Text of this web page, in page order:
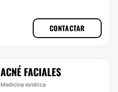
CONTACTAR
ACNÉ FACIALES
Medicina estética